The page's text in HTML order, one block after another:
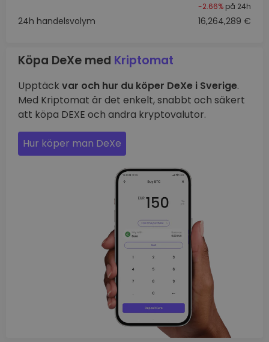
-2.66% på 24h
24h handelsvolym 16,264,289 €
Köpa DeXe med Kriptomat
Upptäck var och hur du köper DeXe i Sverige.
Med Kriptomat är det enkelt, snabbt och säkert
att köpa DEXE och andra kryptovalutor.
Hur köper man DeXe